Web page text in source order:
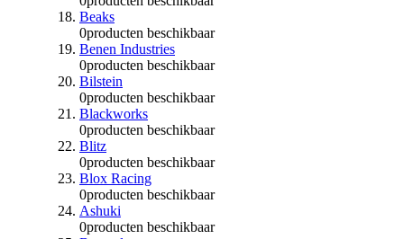
Beaks
0producten beschikbaar
Benen Industries
0producten beschikbaar
Bilstein
0producten beschikbaar
Blackworks
0producten beschikbaar
Blitz
0producten beschikbaar
Blox Racing
0producten beschikbaar
Ashuki
0producten beschikbaar